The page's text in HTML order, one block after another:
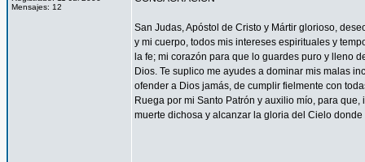
Mensajes: 12
San Judas, Apóstol de Cristo y Mártir glorioso,
y mi cuerpo, todos mis intereses espirituales y
la fe; mi corazón para que lo guardes puro y lleno
Dios. Te suplico me ayudes a dominar mis malas
ofender a Dios jamás, de cumplir fielmente con
Ruega por mi Santo Patrón y auxilio mío, para
muerte dichosa y alcanzar la gloria del Cielo